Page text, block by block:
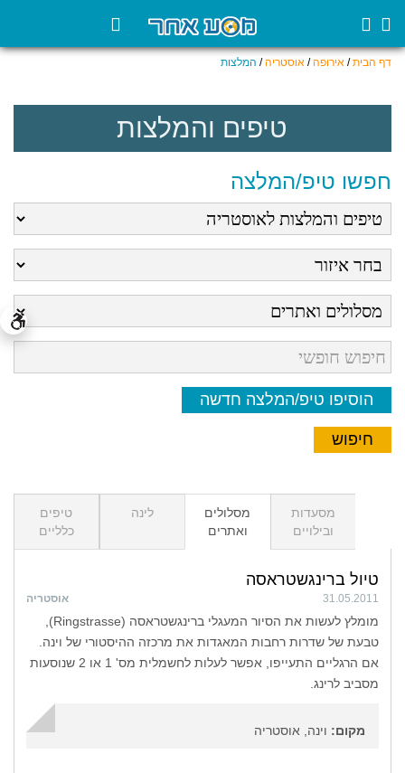
דף הבית/ אירופה/ אוסטריה/ המלצות
טיפים והמלצות
חפשו טיפ/המלצה
הוסיפו טיפ/המלצה חדשה
טיפים
כלליים
לינה
מסלולים
ואתרים
מסעדות
ובילויים
טיול ברינגשטראסה
אוסטריה 31.05.2011
מומלץ לעשות את הסיור המעגלי ברינגשטראסה (Ringstrasse),
טבעת של שדרות רחבות המאגדות את מרכזה ההיסטורי של וינה.
אם הרגליים התעייפו, אפשר לעלות לחשמלית מס' 1 או 2 שנוסעות
מסביב לרינג.
מקום: וינה, אוסטריה